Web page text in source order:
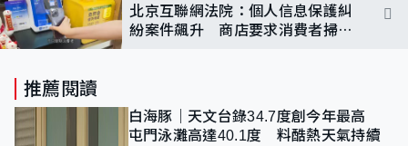
北京互聯網法院：個人信息保護糾
紛案件飆升 商店要求消費者掃碼
推薦閱讀
白海豚｜天文台錄34.7度創今年最高
屯門泳灘高達40.1度 料酷熱天氣持續